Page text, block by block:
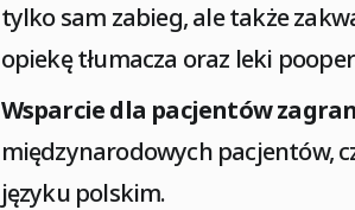
tylko sam zabieg, ale także
opiekę tłumacza oraz leki
Wsparcie dla pacjentów
międzynarodowych pacjentów,
języku polskim.